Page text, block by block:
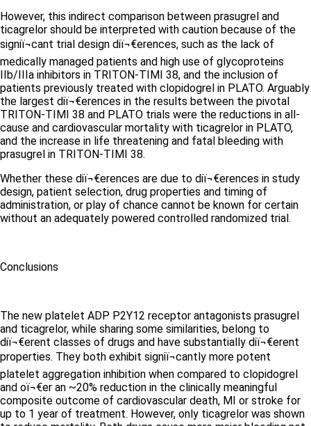
However, this indirect comparison between prasugrel and
ticagrelor should be interpreted with caution because of the
signiï¬cant trial design diï¬€erences, such as the lack of
medically managed patients and high use of glycoproteins
IIb/IIIa inhibitors in TRITON-TIMI 38, and the inclusion of
patients previously treated with clopidogrel in PLATO. Arguably
the largest diï¬€erences in the results between the pivotal
TRITON-TIMI 38 and PLATO trials were the reductions in all-
cause and cardiovascular mortality with ticagrelor in PLATO,
and the increase in life threatening and fatal bleeding with
prasugrel in TRITON-TIMI 38.
Whether these diï¬€erences are due to diï¬€erences in study
design, patient selection, drug properties and timing of
administration, or play of chance cannot be known for certain
without an adequately powered controlled randomized trial.
Conclusions
The new platelet ADP P2Y12 receptor antagonists prasugrel
and ticagrelor, while sharing some similarities, belong to
diï¬€erent classes of drugs and have substantially diï¬€erent
properties. They both exhibit signiï¬cantly more potent
platelet aggregation inhibition when compared to clopidogrel
and oï¬€er an ~20% reduction in the clinically meaningful
composite outcome of cardiovascular death, MI or stroke for
up to 1 year of treatment. However, only ticagrelor was shown